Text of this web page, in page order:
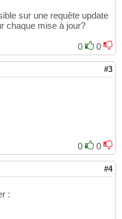
sur une requête update
chaque mise à jour?
0
0
#3
0
0
#4
: